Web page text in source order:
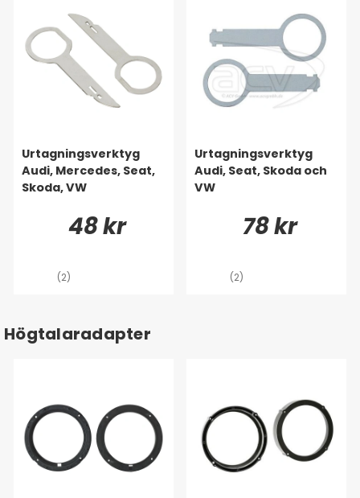
Urtagningsverktyg
Audi, Mercedes, Seat,
Skoda, VW
48 kr
(2)
Urtagningsverktyg
Audi, Seat, Skoda och
VW
78 kr
(2)
Högtalaradapter